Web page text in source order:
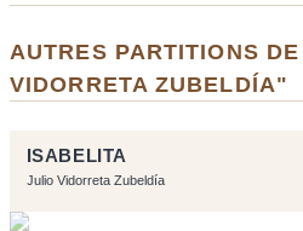
AUTRES PARTITIONS
VIDORRETA ZUBELDÍA"
ISABELITA
Julio Vidorreta Zubeldía